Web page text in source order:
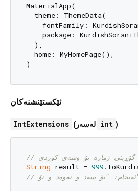
MaterialApp(
  theme: ThemeData(
fontFamily:
package:
  ),
  home: MyHomePage(),
ئێکستێنشنەکان
IntExtensions int )
// گۆڕینی ژمارە بۆ وشەی کوردی
String result = 999
و نۆ"